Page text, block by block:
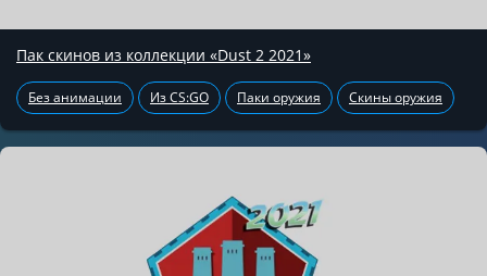
Пак скинов из коллекции «Dust 2 2021»
Без анимации Из CS:GO Паки оружия Скины оружия